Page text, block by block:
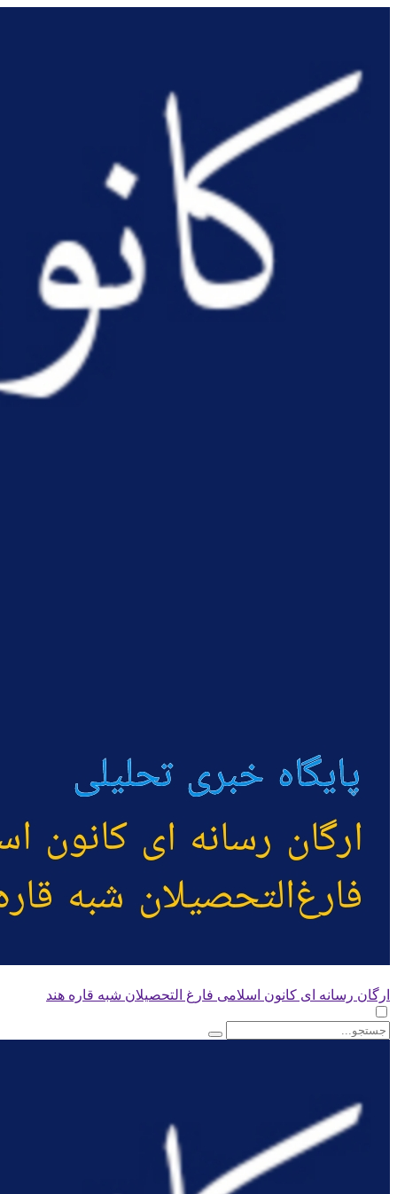
ارگان رسانه ای کانون اسلامی فارغ التحصیلان شبه قاره هند